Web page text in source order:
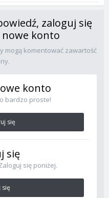
zaloguj się
konto
mogą komentować zawartość
konto
bardzo proste!
się
się
się poniżej.
się